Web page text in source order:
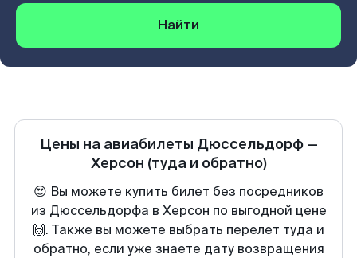
Найти
Цены на авиабилеты Дюссельдорф—
Херсон (туда и обратно)
😍 Вы можете купить билет без посредников
из Дюссельдорфа в Херсон по выгодной цене
🙌. Также вы можете выбрать перелет туда и
обратно, если уже знаете дату возвращения